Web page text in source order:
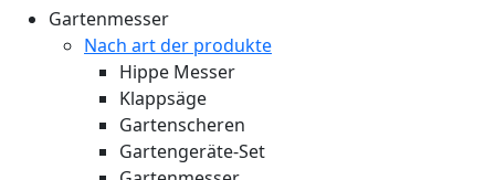
Gartenmesser
Nach art der produkte
Hippe Messer
Klappsäge
Gartenscheren
Gartengeräte-Set